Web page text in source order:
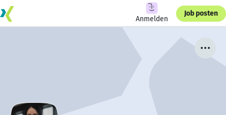
Anmelden
Job posten